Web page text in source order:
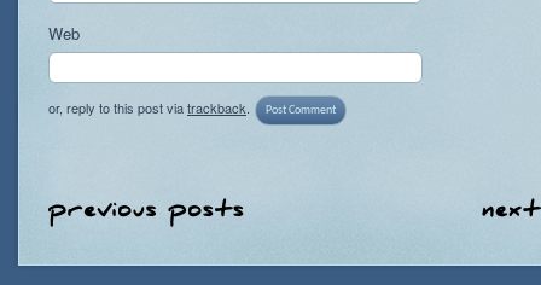
Web
or, reply to this post viatrackback